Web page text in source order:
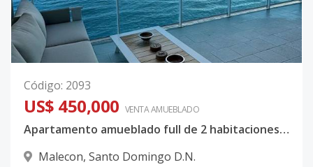
Código: 2093
US$ 450,000 VENTA AMUEBLADO
Apartamento amueblado full de 2 habitaciones frente al mar, Malecon
Malecon, Santo Domingo D.N.